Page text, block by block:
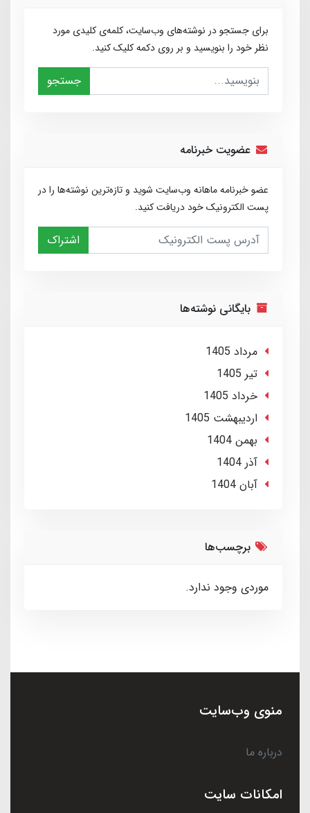
برای جستجو در نوشته‌های وب‌سایت، کلمه‌ی کلیدی مورد
نظر خود را بنویسید و بر روی دکمه کلیک کنید.
جستجو
عضویت خبرنامه
عضو خبرنامه ماهانه وب‌سایت شوید و تازه‌ترین نوشته‌ها را در
پست الکترونیک خود دریافت کنید.
اشتراک
بایگانی نوشته‌ها
مرداد 1405
تير 1405
خرداد 1405
ارديبهشت 1405
بهمن 1404
آذر 1404
آبان 1404
برچسب‌ها
موردی وجود ندارد.
منوی وب‌سایت
درباره ما
امکانات سایت